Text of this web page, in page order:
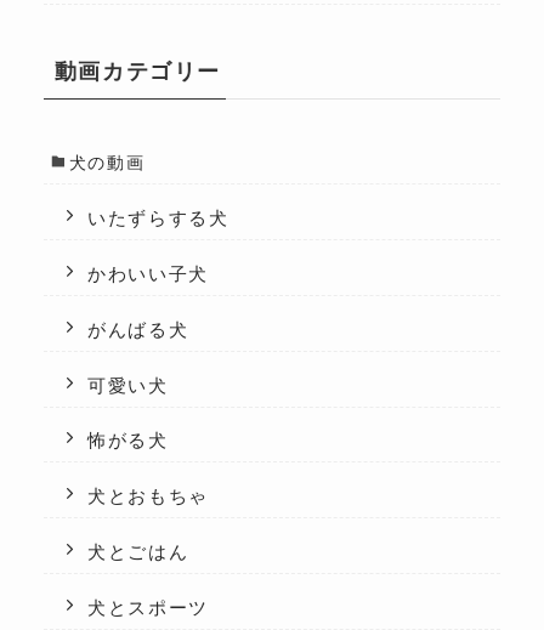
動画カテゴリー
犬の動画
いたずらする犬
かわいい子犬
がんばる犬
可愛い犬
怖がる犬
犬とおもちゃ
犬とごはん
犬とスポーツ